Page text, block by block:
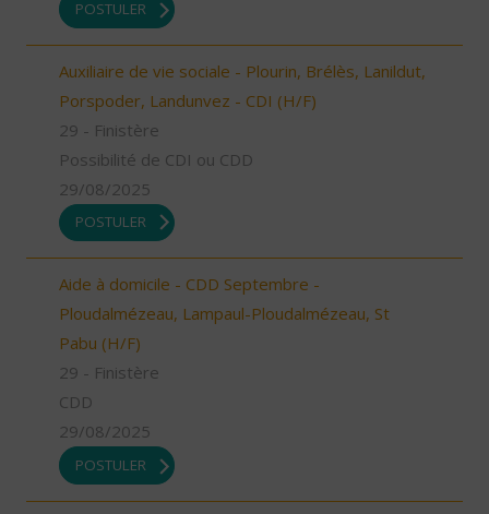
POSTULER
Auxiliaire de vie sociale - Plourin, Brélès, Lanildut,
Porspoder, Landunvez - CDI (H/F)
29 - Finistère
Possibilité de CDI ou CDD
29/08/2025
POSTULER
Aide à domicile - CDD Septembre -
Ploudalmézeau, Lampaul-Ploudalmézeau, St
Pabu (H/F)
29 - Finistère
CDD
29/08/2025
POSTULER